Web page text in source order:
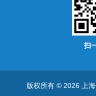
扫
版权所有 © 2026 上